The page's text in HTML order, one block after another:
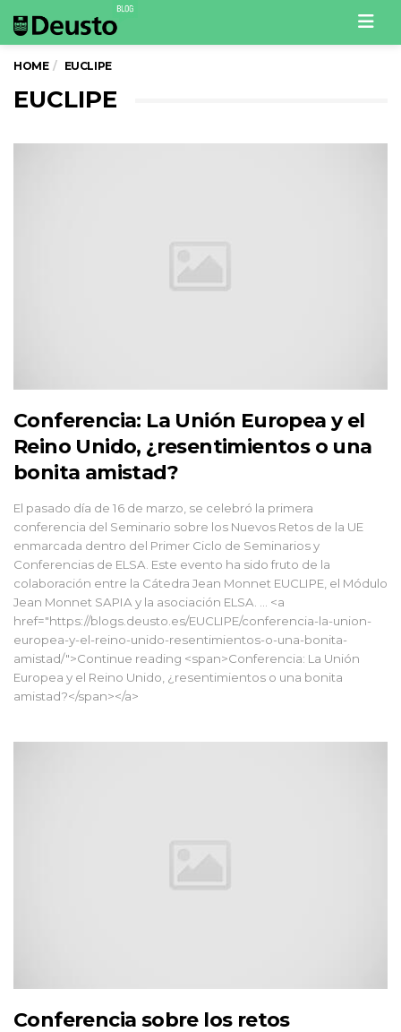
HOME EUCLIPE
EUCLIPE
Conferencia: La Unión Europea y el
Reino Unido, ¿resentimientos o una
bonita amistad?
El pasado día de 16 de marzo, se celebró la primera
conferencia del Seminario sobre los Nuevos Retos de la UE
enmarcada dentro del Primer Ciclo de Seminarios y
Conferencias de ELSA. Este evento ha sido fruto de la
colaboración entre la Cátedra Jean Monnet EUCLIPE, el Módulo
Jean Monnet SAPIA y la asociación ELSA. … <a
href="https://blogs.deusto.es/EUCLIPE/conferencia-la-union-
europea-y-el-reino-unido-resentimientos-o-una-bonita-
amistad/">Continue reading <span>Conferencia: La Unión
Europea y el Reino Unido, ¿resentimientos o una bonita
amistad?</span></a>
Conferencia sobre los retos